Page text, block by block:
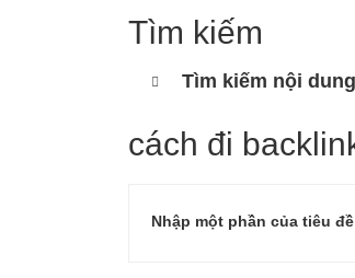
Tìm kiếm
Tìm kiếm nội
cách đi
Nhập một phần của tiêu đề